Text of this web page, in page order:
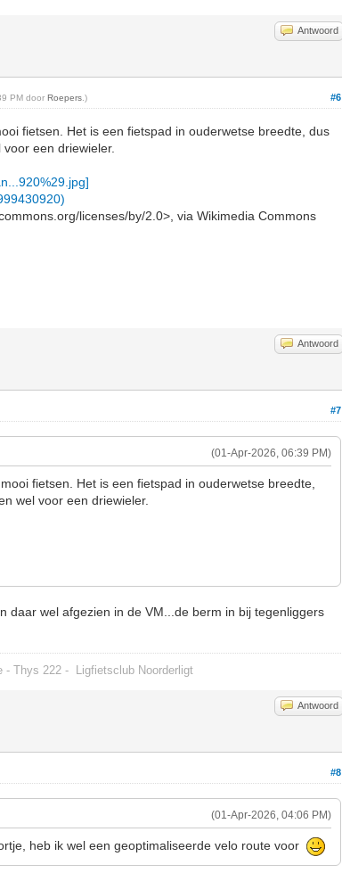
Antwoord
#6
PM doorRoepers .)
fietsen. Het is een fietspad in ouderwetse breedte, dus
een driewieler.
licenses/by/2.0>, via Wikimedia Commons
Antwoord
#7
(01-Apr-2026, 06:39 PM)
fietsen. Het is een fietspad in ouderwetse breedte,
wel voor een driewieler.
daar wel afgezien in de VM...de berm in bij tegenliggers
- Thys 222 - Ligfietsclub Noorderligt
Antwoord
#8
(01-Apr-2026, 04:06 PM)
heb ik wel een geoptimaliseerde velo route voor